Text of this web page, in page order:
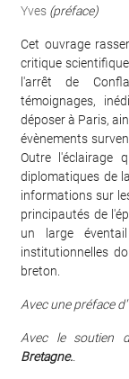
Yves (préface)
Cet ouvrage
critique
l'arrêt de
témoignages,
déposer à Paris,
évènements
Outre l'éclairage
diplomatiques de
informations sur
principautés de
un large
institutionnelles
breton.
Avec une préface d'
Avec le soutien
Bretagne.